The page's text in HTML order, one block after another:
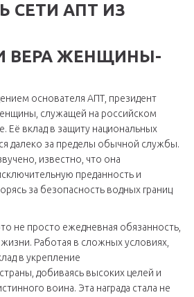
СЕТИ АПТ ИЗ
ВЕРА ЖЕНЩИНЫ-
основателя АПТ, президент
служащей на российском
вклад в защиту национальных
далеко за пределы обычной службы.
известно, что она
преданность и
за безопасность водных границ
не просто ежедневная обязанность,
Работая в сложных условиях,
в укрепление
добиваясь высоких целей и
воина. Эта награда стала не